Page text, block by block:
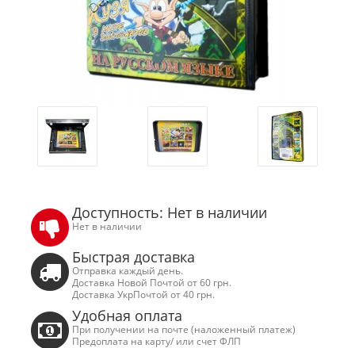
Доступность: Нет в наличии
Нет в наличии
Быстрая доставка
Отправка каждый день.
Доставка Новой Почтой от 60 грн.
Доставка УкрПочтой от 40 грн.
Удобная оплата
При получении на почте (наложенный платеж)
Предоплата на карту/ или счет ФЛП